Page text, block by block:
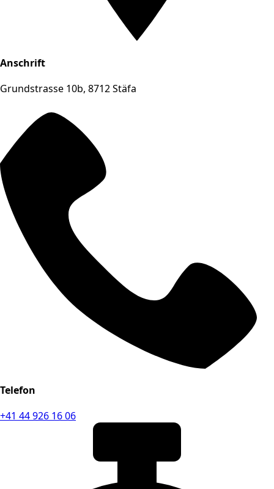
Anschrift
Grundstrasse 10b, 8712 Stäfa
Telefon
+41 44 926 16 06